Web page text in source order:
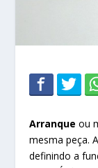
Arranque ou
mesma peça.
definindo a